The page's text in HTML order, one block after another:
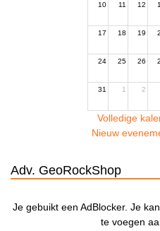
10 11 12
17 18 19
24 25 26
31 1 2
Volledige
Nieuw
Adv. GeoRockShop
Je gebuikt een AdBlocker. Je
te voegen